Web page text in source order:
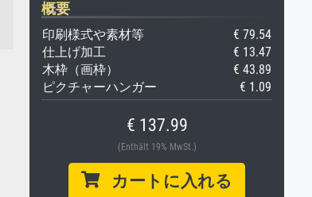
概要
印刷様式や素材等
€ 79.54
仕上げ加工
€ 13.47
木枠（画枠）
€ 43.89
ピクチャーハンガー
€ 1.09
€ 137.99
(Enthält 19% MwSt.)
カートに入れる